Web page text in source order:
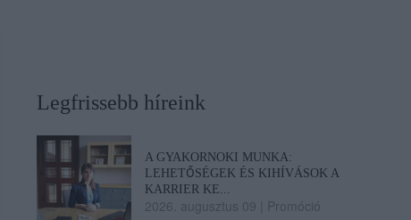
Legfrissebb híreink
A GYAKORNOKI MUNKA:
LEHETŐSÉGEK ÉS KIHÍVÁSOK A
KARRIER KE...
2026. augusztus 09 Promóció